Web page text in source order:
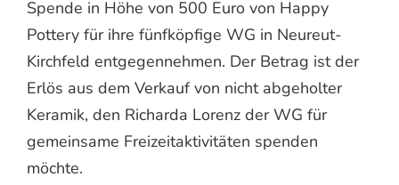
Spende in Höhe von 500 Euro von Happy
Pottery für ihre fünfköpfige WG in Neureut-
Kirchfeld entgegennehmen. Der Betrag ist der
Erlös aus dem Verkauf von nicht abgeholter
Keramik, den Richarda Lorenz der WG für
gemeinsame Freizeitaktivitäten spenden
möchte.